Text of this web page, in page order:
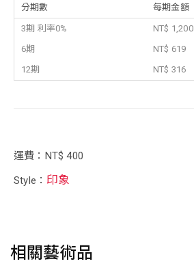
分期數 每期金額
3期 利率0%
NT$ 1,200
6期
NT$ 619
12期
NT$ 316
運費：NT$ 400
Style： 印象
相關藝術品